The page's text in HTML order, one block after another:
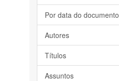
Por data do documento
Autores
Títulos
Assuntos